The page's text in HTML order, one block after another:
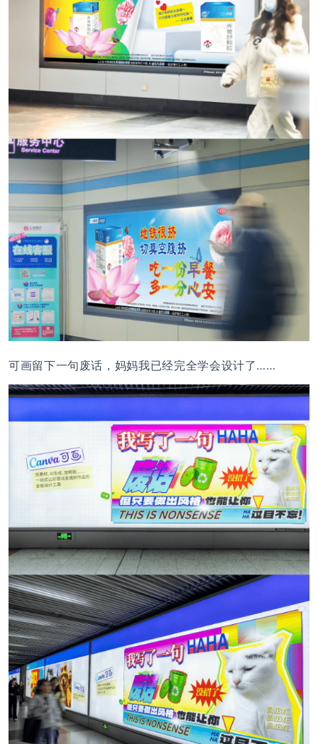
可画留下一句废话，妈妈我已经完全学会设计了……